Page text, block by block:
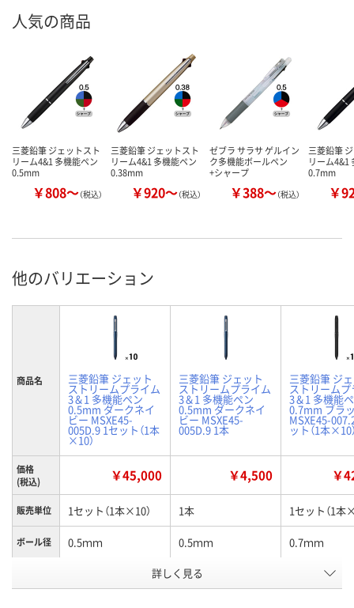
人気の商品
三菱鉛筆 ジェットスト
リーム4&1 多機能ペン
0.5mm
￥808～（税込）
三菱鉛筆 ジェットスト
リーム4&1 多機能ペン
0.38mm
￥920～（税込）
ゼブラ サラサ ゲルイン
ク多機能ボールペン
+シャープ
￥388～（税込）
三菱鉛筆
リーム4&1
0.7mm
￥
他のバリエーション
商品名 三菱鉛筆 ジェット
ストリームプライム
3＆1 多機能ペン
0.5mm ダークネイ
ビー MSXE45-
005D.9 1セット（1本
×10）
三菱鉛筆 ジェット
ストリームプライム
3＆1 多機能ペン
0.5mm ダークネイ
ビー MSXE45-
005D.9 1本
三菱鉛筆 ジ
ストリーム
3＆1 多機能
0.7mm ブラ
MSXE45-
ット（1本×10
価格
(税込)
￥45,000 ￥4,500 ￥
販売単位 1セット（1本×10） 1本 1セット（1本
ボール径 0.5ｍｍ 0.5ｍｍ 0.7ｍｍ
ダークネイビー ブラック
詳しく見る